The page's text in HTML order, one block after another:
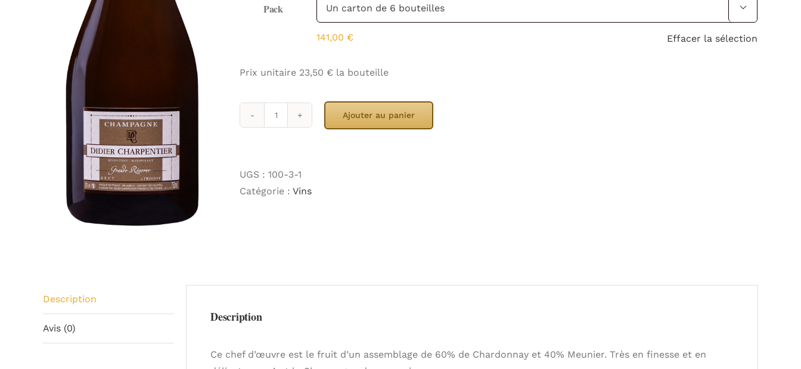
Pack 
141,00 € Effacer la sélection
Prix unitaire 23,50 € la bouteille
Grande
Réserve
Ajouter au panier
UGS : 100-3-1
Catégorie : Vins
Description
Avis (0)
Description
Ce chef d’œuvre est le fruit d’un assemblage de 60% de Chardonnay et 40% Meunier. Très en finesse et en